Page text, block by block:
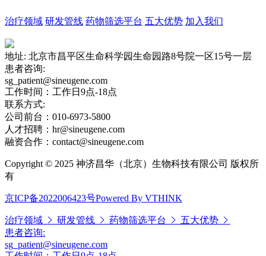
治疗领域 研发管线 药物筛选平台 五大优势 加入我们
地址: 北京市昌平区生命科学园生命园路8号院一区15号一层
患者咨询:
sg_patient@sineugene.com
工作时间：工作日9点-18点
联系方式:
公司前台：010-6973-5800
人才招聘：hr@sineugene.com
融资合作：contact@sineugene.com
Copyright © 2025 神济昌华（北京）生物科技有限公司 版权所
有
京ICP备2022006423号Powered By VTHINK
治疗领域 研发管线 药物筛选平台
五大优势
患者咨询:
sg_patient@sineugene.com